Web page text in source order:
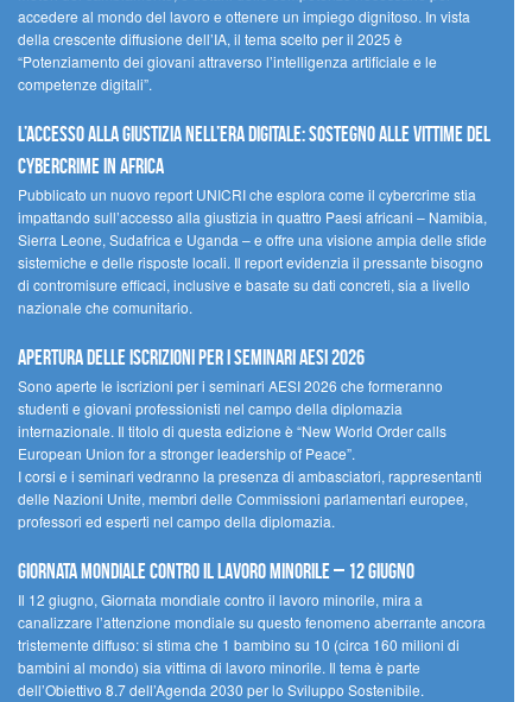
accedere al mondo del lavoro e ottenere un impiego dignitoso. In vista
della crescente diffusione dell’IA, il tema scelto per il 2025 è
“Potenziamento dei giovani attraverso l’intelligenza artificiale e le
competenze digitali”.
L’accesso alla giustizia nell’era digitale: sostegno alle vittime del
cybercrime in Africa
Pubblicato un nuovo report UNICRI che esplora come il cybercrime stia
impattando sull’accesso alla giustizia in quattro Paesi africani – Namibia,
Sierra Leone, Sudafrica e Uganda – e offre una visione ampia delle sfide
sistemiche e delle risposte locali. Il report evidenzia il pressante bisogno
di contromisure efficaci, inclusive e basate su dati concreti, sia a livello
nazionale che comunitario.
Apertura delle iscrizioni per i seminari AESI 2026
Sono aperte le iscrizioni per i seminari AESI 2026 che formeranno
studenti e giovani professionisti nel campo della diplomazia
internazionale. Il titolo di questa edizione è “New World Order calls
European Union for a stronger leadership of Peace”.
I corsi e i seminari vedranno la presenza di ambasciatori, rappresentanti
delle Nazioni Unite, membri delle Commissioni parlamentari europee,
professori ed esperti nel campo della diplomazia.
Giornata mondiale contro il lavoro minorile – 12 giugno
Il 12 giugno, Giornata mondiale contro il lavoro minorile, mira a
canalizzare l’attenzione mondiale su questo fenomeno aberrante ancora
tristemente diffuso: si stima che 1 bambino su 10 (circa 160 milioni di
bambini al mondo) sia vittima di lavoro minorile. Il tema è parte
dell’Obiettivo 8.7 dell’Agenda 2030 per lo Sviluppo Sostenibile.